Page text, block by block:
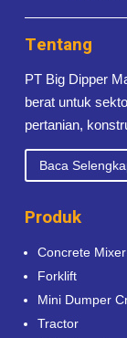
Tentang
PT Big Dipper
berat untuk
pertanian,
Baca
Produk
Concrete Mixer
Forklift
Mini Dumper
Tractor